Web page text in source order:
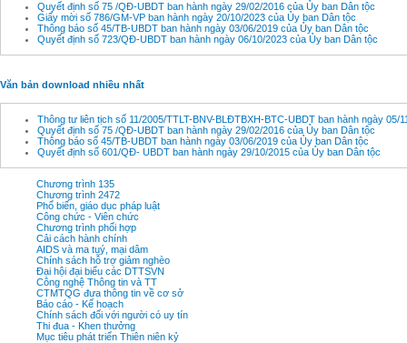
Quyết định số 75 /QĐ-UBDT ban hành ngày 29/02/2016 của Ủy ban Dân tộc
Giấy mời số 786/GM-VP ban hành ngày 20/10/2023 của Ủy ban Dân tộc
Thông báo số 45/TB-UBDT ban hành ngày 03/06/2019 của Ủy ban Dân tộc
Quyết định số 723/QĐ-UBDT ban hành ngày 06/10/2023 của Ủy ban Dân tộc
Văn bản download nhiều nhất
Thông tư liên tịch số 11/2005/TTLT-BNV-BLĐTBXH-BTC-UBDT ban hành ngày 05/
Quyết định số 75 /QĐ-UBDT ban hành ngày 29/02/2016 của Ủy ban Dân tộc
Thông báo số 45/TB-UBDT ban hành ngày 03/06/2019 của Ủy ban Dân tộc
Quyết định số 601/QĐ- UBDT ban hành ngày 29/10/2015 của Ủy ban Dân tộc
Chương trình 135
Chương trình 2472
Phổ biến, giáo dục pháp luật
Công chức - Viên chức
Chương trình phối hợp
Cải cách hành chính
AIDS và ma tuý, mại dâm
Chính sách hỗ trợ giảm nghèo
Đại hội đại biểu các DTTSVN
Công nghệ Thông tin và TT
CTMTQG đưa thông tin về cơ sở
Báo cáo - Kế hoạch
Chính sách đối với người có uy tín
Thi đua - Khen thưởng
Mục tiêu phát triển Thiên niên kỷ